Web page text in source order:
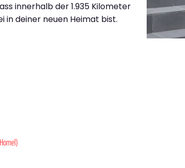
innerhalb der 1.935 Kilometer
in deiner neuen Heimat bist.